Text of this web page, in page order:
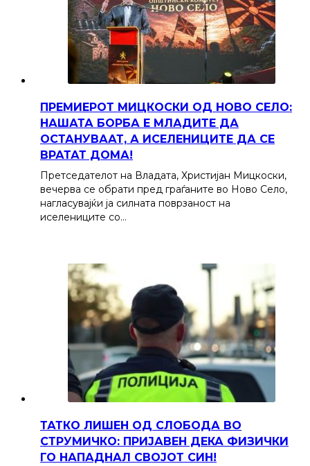
ПРЕМИЕРОТ МИЦКОСКИ ОД НОВО СЕЛО:
НАШАТА БОРБА Е МЛАДИТЕ ДА
ОСТАНУВААТ, А ИСЕЛЕНИЦИТЕ ДА СЕ
ВРАТАТ ДОМА!
Претседателот на Владата, Христијан Мицкоски,
вечерва се обрати пред граѓаните во Ново Село,
нагласувајќи ја силната поврзаност на
иселениците со…
ТАТКО ЛИШЕН ОД СЛОБОДА ВО
СТРУМИЧКО: ПРИЈАВЕН ДЕКА ФИЗИЧКИ
ГО НАПАДНАЛ СВОЈОТ СИН!